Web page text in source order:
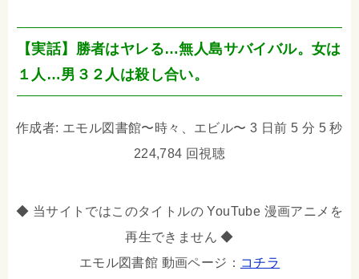
【実話】勝者はヤレる…無人島サバイバル。女は
１人…男３２人は殺し合い。
作成者: エモル図書館〜時々、エビル〜 3 日前 5 分 5 秒
224,784 回視聴
◆ 当サイトではこのタイトルの YouTube 漫画アニメを
再生できません ◆
エモル図書館 動画ページ： コチラ